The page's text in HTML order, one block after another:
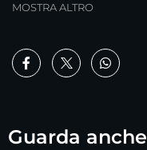
MOSTRA ALTRO
Guarda anche